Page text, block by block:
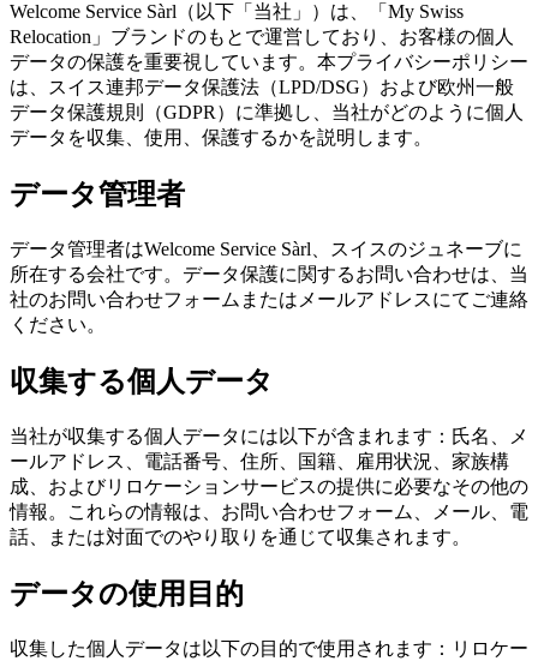
Welcome Service Sàrl（以下「当社」）は、「My Swiss
Relocation」ブランドのもとで運営しており、お客様の個人
データの保護を重要視しています。本プライバシーポリシー
は、スイス連邦データ保護法（LPD/DSG）および欧州一般
データ保護規則（GDPR）に準拠し、当社がどのように個人
データを収集、使用、保護するかを説明します。
データ管理者
データ管理者はWelcome Service Sàrl、スイスのジュネーブに
所在する会社です。データ保護に関するお問い合わせは、当
社のお問い合わせフォームまたはメールアドレスにてご連絡
ください。
収集する個人データ
当社が収集する個人データには以下が含まれます：氏名、メ
ールアドレス、電話番号、住所、国籍、雇用状況、家族構
成、およびリロケーションサービスの提供に必要なその他の
情報。これらの情報は、お問い合わせフォーム、メール、電
話、または対面でのやり取りを通じて収集されます。
データの使用目的
収集した個人データは以下の目的で使用されます：リロケー